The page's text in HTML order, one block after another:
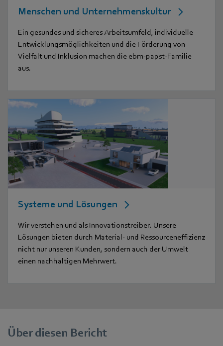
Menschen und Unternehmenskultur
Ein gesundes und sicheres Arbeitsumfeld, individuelle
Entwicklungsmöglichkeiten und die Förderung von
Vielfalt und Inklusion machen die ebm-papst-Familie
aus.
Systeme und Lösungen
Wir verstehen und als Innovationstreiber. Unsere
Lösungen bieten durch Material- und Ressourceneffizienz
nicht nur unseren Kunden, sondern auch der Umwelt
einen nachhaltigen Mehrwert.
Über diesen Bericht